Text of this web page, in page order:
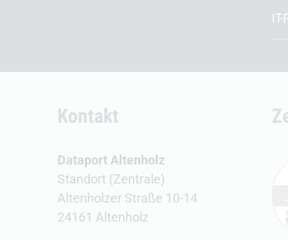
Kontakt
Dataport Altenholz
Standort (Zentrale)
Altenholzer Straße 10-14
24161 Altenholz